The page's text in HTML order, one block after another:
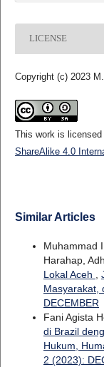
LICENSE
Copyright (c) 2023
This work is licensed
ShareAlike 4.0
Similar Articles
Muhammad
Harahap,
Lokal Aceh
Masyarakat,
DECEMBER
Fani Agista
di Brazil
Hukum,
2 (2023):